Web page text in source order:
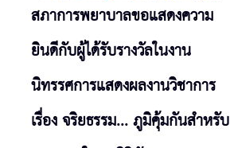
สภาการพยาบาลขอแสดงความ
ยินดีกับผู้ได้รับรางวัลในงาน
นิทรรศการแสดงผลงานวิชาการ
เรื่อง จริยธรรม... ภูมิคุ้มกันสำหรับ